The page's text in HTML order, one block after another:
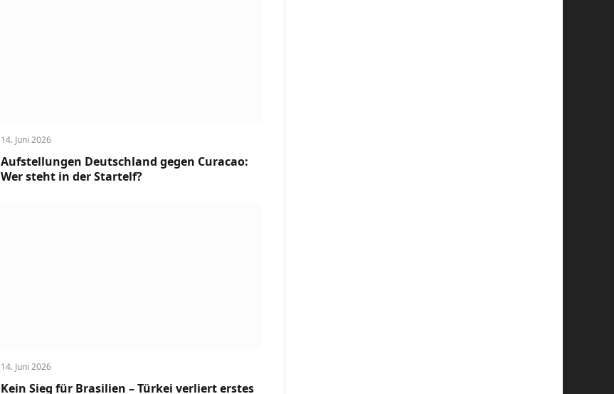
14. Juni 2026
Aufstellungen Deutschland gegen Curacao:
Wer steht in der Startelf?
14. Juni 2026
Kein Sieg für Brasilien – Türkei verliert erstes